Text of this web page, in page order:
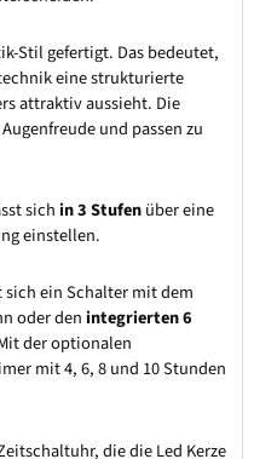
Stil gefertigt. Das bedeutet,
eine strukturierte
attraktiv aussieht. Die
und passen zu
sichin 3 Stufenüber eine
einstellen.
sich ein Schalter mit dem
oder denintegrierten 6
der optionalen
mit 4, 6, 8 und 10 Stunden
die die Led Kerze